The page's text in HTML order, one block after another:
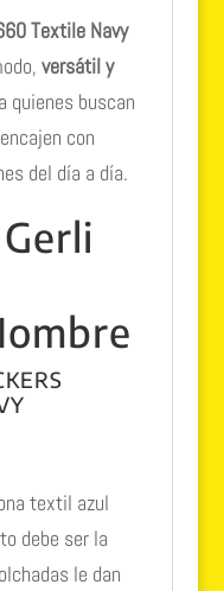
Textile Navy
versátil y
quienes buscan
con
del día a día.
textil azul
debe ser la
le dan